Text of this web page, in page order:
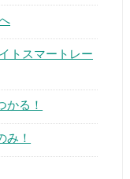
トスマートレー
かる！
み！